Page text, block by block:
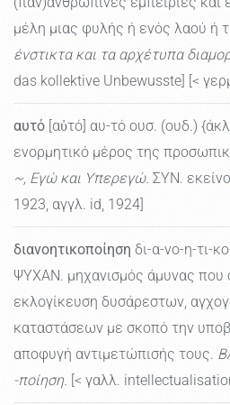
μέλη μιας φυλής ή ενός λαού ή
ένστικτα και τα αρχέτυπα
das kollektive Unbewusste] [<
αυτό [αὐτό] αυ-τό ουσ. (ουδ.)
ενορμητικό μέρος της
~, Εγώ και Υπερεγώ. ΣΥΝ.
1923, αγγλ. id, 1924]
διανοητικοποίηση δι-α-νο-η-τι-
ΨΥΧΑΝ. μηχανισμός άμυνας που
εκλογίκευση δυσάρεστων,
καταστάσεων με σκοπό την
αποφυγή αντιμετώπισής τους.
-ποίηση. [< γαλλ.